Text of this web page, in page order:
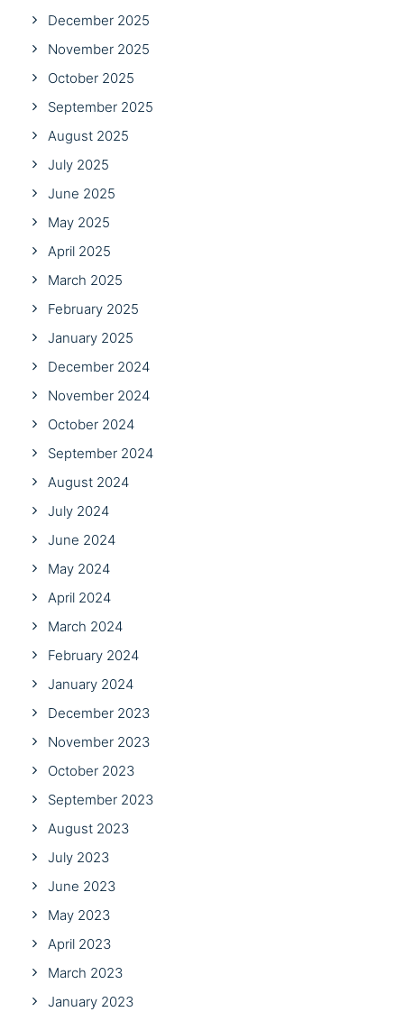
December 2025
November 2025
October 2025
September 2025
August 2025
July 2025
June 2025
May 2025
April 2025
March 2025
February 2025
January 2025
December 2024
November 2024
October 2024
September 2024
August 2024
July 2024
June 2024
May 2024
April 2024
March 2024
February 2024
January 2024
December 2023
November 2023
October 2023
September 2023
August 2023
July 2023
June 2023
May 2023
April 2023
March 2023
January 2023